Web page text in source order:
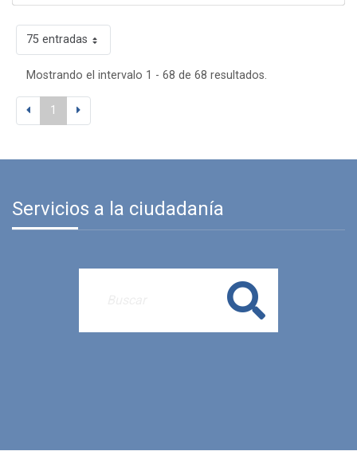
75 entradas
Mostrando el intervalo 1 - 68 de 68 resultados.
1
Servicios a la ciudadanía
Buscar